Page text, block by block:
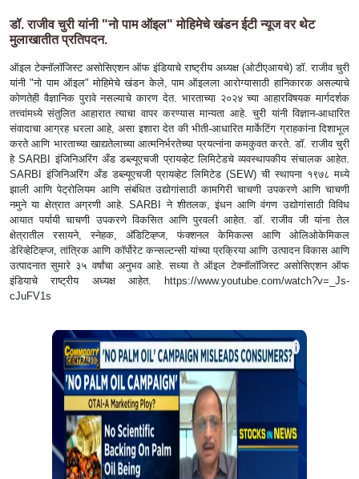
डॉ. राजीव चुरी यांनी "नो पाम ऑइल" मोहिमेचे खंडन ईटी न्यूज वर थेट
मुलाखातीत प्रतिपदन.
ऑइल टेक्नॉलॉजिस्ट असोसिएशन ऑफ इंडियाचे राष्ट्रीय अध्यक्ष (ओटीएआयचे) डॉ. राजीव चुरी
यांनी "नो पाम ऑइल" मोहिमेचे खंडन केले, पाम ऑइलला आरोग्यासाठी हानिकारक असल्याचे
कोणतेही वैज्ञानिक पुरावे नसल्याचे कारण देत. भारताच्या २०२४ च्या आहारविषयक मार्गदर्शक
तत्त्वांमध्ये संतुलित आहारात त्याचा वापर करण्यास मान्यता आहे. चुरी यांनी विज्ञान-आधारित
संवादाचा आग्रह धरला आहे, असा इशारा देत की भीती-आधारित मार्केटिंग ग्राहकांना दिशाभूल
करते आणि भारताच्या खाद्यतेलाच्या आत्मनिर्भरतेच्या प्रयत्नांना कमकुवत करते. डॉ. राजीव चुरी
हे SARBI इंजिनिअरिंग अँड डब्ल्यूएचजी प्रायव्हेट लिमिटेडचे ​​व्यवस्थापकीय संचालक आहेत.
SARBI इंजिनिअरिंग अँड डब्ल्यूएचजी प्रायव्हेट लिमिटेड (SEW) ची स्थापना १९७८ मध्ये
झाली आणि पेट्रोलियम आणि संबंधित उद्योगांसाठी कामगिरी चाचणी उपकरणे आणि चाचणी
नमुने या क्षेत्रात अग्रणी आहे. SARBI ने शीतलक, इंधन आणि वंगण उद्योगांसाठी विविध
आयात पर्यायी चाचणी उपकरणे विकसित आणि पुरवली आहेत. डॉ. राजीव जी यांना तेल
क्षेत्रातील रसायने, स्नेहक, अ‍ॅडिटिव्ह्ज, फंक्शनल केमिकल्स आणि ओलिओकेमिकल
डेरिव्हेटिव्ह्ज, तांत्रिक आणि कॉर्पोरेट कन्सल्टन्सी यांच्या प्रक्रिया आणि उत्पादन विकास आणि
उत्पादनात सुमारे ३५ वर्षांचा अनुभव आहे. सध्या ते ऑइल टेक्नॉलॉजिस्ट असोसिएशन ऑफ
इंडियाचे राष्ट्रीय अध्यक्ष आहेत. https://www.youtube.com/watch?v=_Js-
cJuFV1s